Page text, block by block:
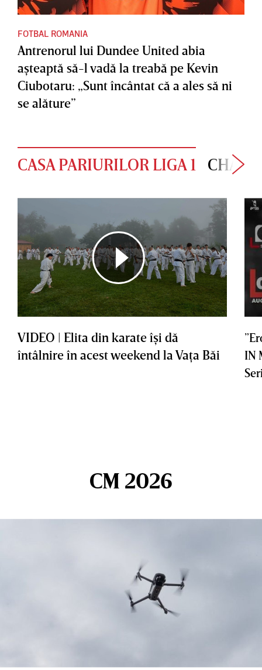
FOTBAL ROMANIA
Antrenorul lui Dundee United abia
aşteaptă să-l vadă la treabă pe Kevin
Ciubotaru: „Sunt încântat că a ales să ni
se alăture”
CASA PARIURILOR LIGA 1
VIDEO | Elita din karate îşi dă
întâlnire în acest weekend la Vaţa Băi
IN
CM 2026